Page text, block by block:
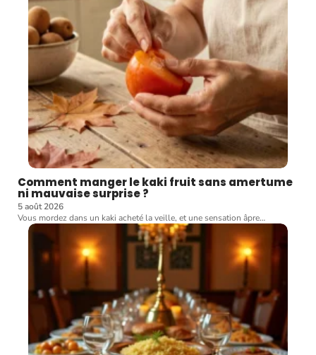
Comment manger le kaki fruit sans amertume
ni mauvaise surprise ?
5 août 2026
Vous mordez dans un kaki acheté la veille, et une sensation âpre…